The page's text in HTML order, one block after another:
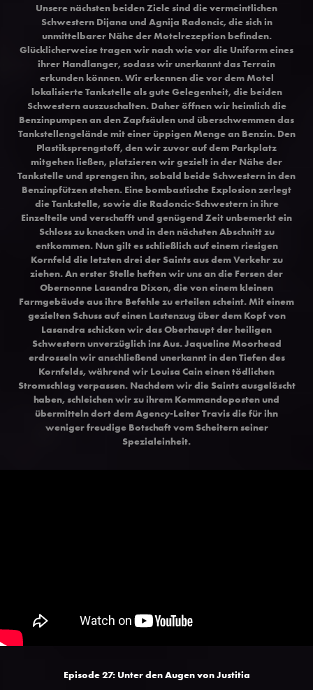
Unsere nächsten beiden Ziele sind die vermeintlichen
Schwestern Dijana und Agnija Radoncic, die sich in
unmittelbarer Nähe der Motelrezeption befinden.
Glücklicherweise tragen wir nach wie vor die Uniform eines
ihrer Handlanger, sodass wir unerkannt das Terrain
erkunden können. Wir erkennen die vor dem Motel
lokalisierte Tankstelle als gute Gelegenheit, die beiden
Schwestern auszuschalten. Daher öffnen wir heimlich die
Benzinpumpen an den Zapfsäulen und überschwemmen das
Tankstellengelände mit einer üppigen Menge an Benzin. Den
Plastiksprengstoff, den wir zuvor auf dem Parkplatz
mitgehen ließen, platzieren wir gezielt in der Nähe der
Tankstelle und sprengen ihn, sobald beide Schwestern in den
Benzinpfützen stehen. Eine bombastische Explosion zerlegt
die Tankstelle, sowie die Radoncic-Schwestern in ihre
Einzelteile und verschafft und genügend Zeit unbemerkt ein
Schloss zu knacken und in den nächsten Abschnitt zu
entkommen. Nun gilt es schließlich auf einem riesigen
Kornfeld die letzten drei der Saints aus dem Verkehr zu
ziehen. An erster Stelle heften wir uns an die Fersen der
Obernonne Lasandra Dixon, die von einem kleinen
Farmgebäude aus ihre Befehle zu erteilen scheint. Mit einem
gezielten Schuss auf einen Lastenzug über dem Kopf von
Lasandra schicken wir das Oberhaupt der heiligen
Schwestern unverzüglich ins Aus. Jaqueline Moorhead
erdrosseln wir anschließend unerkannt in den Tiefen des
Kornfelds, während wir Louisa Cain einen tödlichen
Stromschlag verpassen. Nachdem wir die Saints ausgelöscht
haben, schleichen wir zu ihrem Kommandoposten und
übermitteln dort dem Agency-Leiter Travis die für ihn
weniger freudige Botschaft vom Scheitern seiner
Spezialeinheit.
Episode 27: Unter den Augen von Justitia